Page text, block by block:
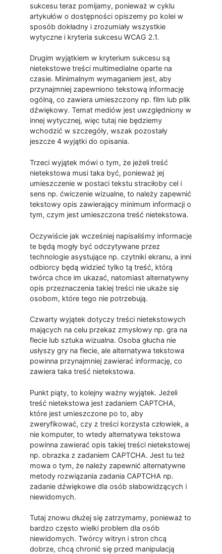
sukcesu teraz pomijamy, ponieważ w cyklu
artykułów o dostępności opiszemy po kolei w
sposób dokładny i zrozumiały wszystkie
wytyczne i kryteria sukcesu WCAG 2.1.
Drugim wyjątkiem w kryterium sukcesu są
nietekstowe treści multimedialne oparte na
czasie. Minimalnym wymaganiem jest, aby
przynajmniej zapewniono tekstową informację
ogólną, co zawiera umieszczony np. film lub plik
dźwiękowy. Temat mediów jest uwzględniony w
innej wytycznej, więc tutaj nie będziemy
wchodzić w szczegóły, wszak pozostały
jeszcze 4 wyjątki do opisania.
Trzeci wyjątek mówi o tym, że jeżeli treść
nietekstowa musi taka być, ponieważ jej
umieszczenie w postaci tekstu straciłoby cel i
sens np. ćwiczenie wizualne, to należy zapewnić
tekstowy opis zawierający minimum informacji o
tym, czym jest umieszczona treść nietekstowa.
Oczywiście jak wcześniej napisaliśmy informacje
te będą mogły być odczytywane przez
technologie asystujące np. czytniki ekranu, a inni
odbiorcy będą widzieć tylko tą treść, którą
twórca chce im ukazać, natomiast alternatywny
opis przeznaczenia takiej treści nie ukaże się
osobom, które tego nie potrzebują.
Czwarty wyjątek dotyczy treści nietekstowych
mających na celu przekaz zmysłowy np. gra na
flecie lub sztuka wizualna. Osoba głucha nie
usłyszy gry na flecie, ale alternatywa tekstowa
powinna przynajmniej zawierać informację, co
zawiera taka treść nietekstowa.
Punkt piąty, to kolejny ważny wyjątek. Jeżeli
treść nietekstowa jest zadaniem CAPTCHA,
które jest umieszczone po to, aby
zweryfikować, czy z treści korzysta człowiek, a
nie komputer, to wtedy alternatywa tekstowa
powinna zawierać opis takiej treści nietekstowej
np. obrazka z zadaniem CAPTCHA. Jest tu też
mowa o tym, że należy zapewnić alternatywne
metody rozwiązania zadania CAPTCHA np.
zadanie dźwiękowe dla osób słabowidzących i
niewidomych.
Tutaj znowu dłużej się zatrzymamy, ponieważ to
bardzo często wielki problem dla osób
niewidomych. Twórcy witryn i stron chcą
dobrze, chcą chronić się przed manipulacją